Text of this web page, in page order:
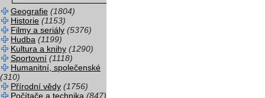
Geografie (1804)
Historie (1153)
Filmy a seriály (5376)
Hudba (1199)
Kultura a knihy (1290)
Sportovní (1118)
Humanitní, společenské
(310)
Přírodní vědy (1756)
Počítače a technika (847)